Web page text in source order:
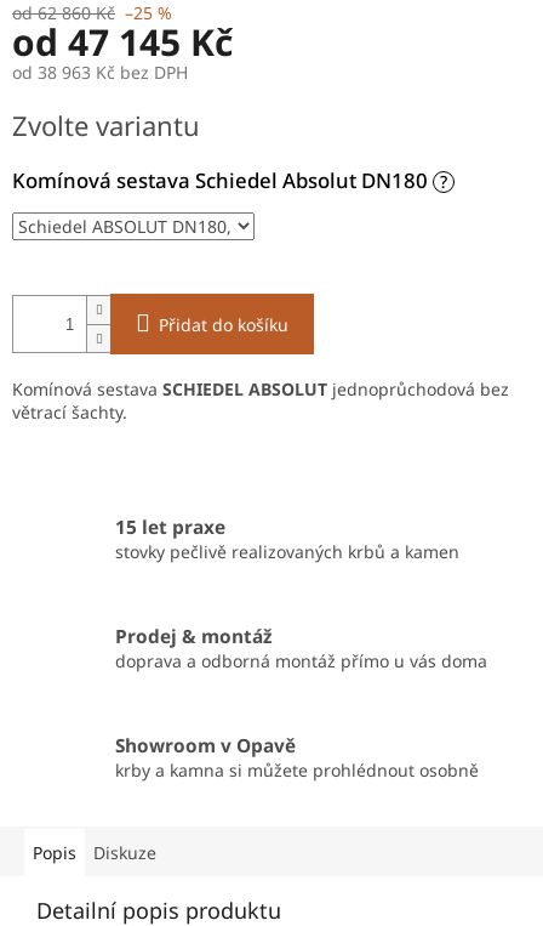
od 62 860 Kč –25 %
od 47 145 Kč
od 38 963 Kč bez DPH
cena:
Zvolte variantu
Komínová sestava Schiedel Absolut DN180 ?
Přidat do košíku
Komínová sestava SCHIEDEL ABSOLUT jednoprůchodová bez
větrací šachty.
15 let praxe
stovky pečlivě realizovaných krbů a kamen
Prodej & montáž
doprava a odborná montáž přímo u vás doma
Showroom v Opavě
krby a kamna si můžete prohlédnout osobně
Popis Diskuze
Detailní popis produktu